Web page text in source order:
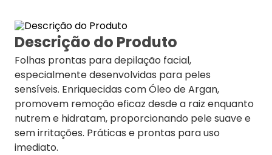
Descrição do Produto
Folhas prontas para depilação facial,
especialmente desenvolvidas para peles
sensíveis. Enriquecidas com Óleo de Argan,
promovem remoção eficaz desde a raiz enquanto
nutrem e hidratam, proporcionando pele suave e
sem irritações. Práticas e prontas para uso
imediato.